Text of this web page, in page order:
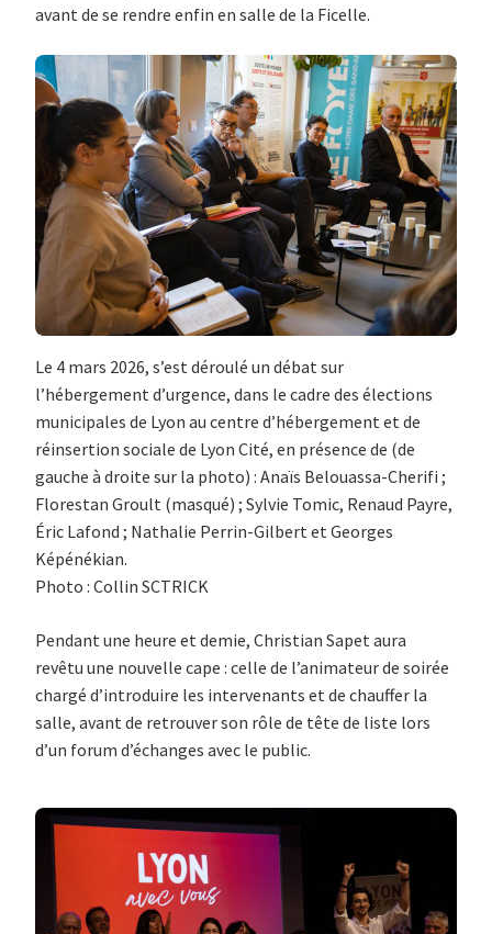
avant de se rendre enfin en salle de la Ficelle.
Le 4 mars 2026, s’est déroulé un débat sur
l’hébergement d’urgence, dans le cadre des élections
municipales de Lyon au centre d’hébergement et de
réinsertion sociale de Lyon Cité, en présence de (de
gauche à droite sur la photo) : Anaïs Belouassa-Cherifi ;
Florestan Groult (masqué) ; Sylvie Tomic, Renaud Payre,
Éric Lafond ; Nathalie Perrin-Gilbert et Georges
Képénékian.
Photo : Collin SCTRICK
Pendant une heure et demie, Christian Sapet aura
revêtu une nouvelle cape : celle de l’animateur de soirée
chargé d’introduire les intervenants et de chauffer la
salle, avant de retrouver son rôle de tête de liste lors
d’un forum d’échanges avec le public.